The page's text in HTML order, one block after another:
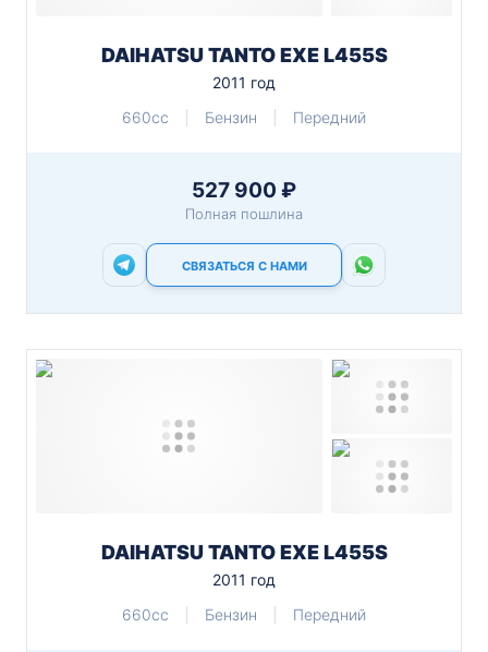
DAIHATSU TANTO EXE L455S
2011 год
660cc
Бензин Передний
527 900 ₽
Полная пошлина
СВЯЗАТЬСЯ С НАМИ
DAIHATSU TANTO EXE L455S
2011 год
660cc
Бензин Передний